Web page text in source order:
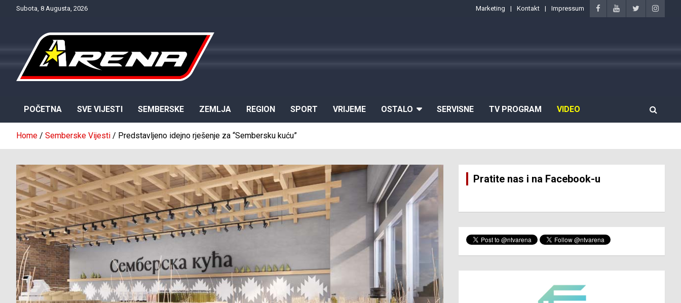
Subota, 8 Augusta, 2026 Marketing Kontakt Impressum
POČETNA SVE VIJESTI SEMBERSKE ZEMLJA REGION SPORT VRIJEME OSTALO SERVISNE TV PROGRAM VIDEO
Home Semberske Vijesti Predstavljeno idejno rješenje za “Sembersku kuću”
Pratite nas i na Facebook-u